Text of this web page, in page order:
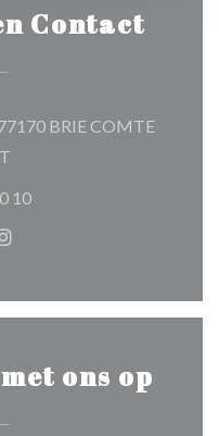
Contact
BRIE COMTE
10
((opent in een nieuw
Instagram ((opent in een
ons op